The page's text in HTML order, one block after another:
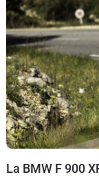
La BMW F 900